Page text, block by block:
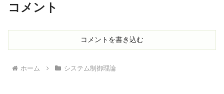
コメント
コメントを書き込む
ホーム システム制御理論